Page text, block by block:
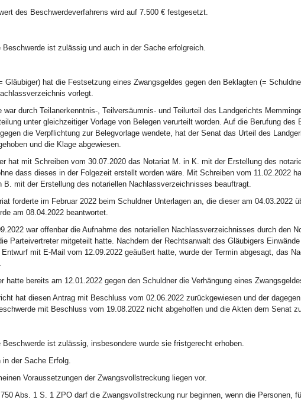
des Beschwerdeverfahrens wird auf 7.500 € festgesetzt.
Beschwerde ist zulässig und auch in der Sache erfolgreich.
Gläubiger) hat die Festsetzung eines Zwangsgeldes gegen den Beklagten (=
vorlegt.
war durch Teilanerkenntnis-, Teilversäumnis- und Teilurteil des Landgerichts
unter gleichzeitiger Vorlage von Belegen verurteilt worden. Auf die Berufung des
die Verpflichtung zur Belegvorlage wendete, hat der Senat das Urteil des
und die Klage abgewiesen.
hat mit Schreiben vom 30.07.2020 das Notariat M. in K. mit der Erstellung des
dass dieses in der Folgezeit erstellt worden wäre. Mit Schreiben vom 11.02.2022
B. mit der Erstellung des notariellen Nachlassverzeichnisses beauftragt.
forderte im Februar 2022 beim Schuldner Unterlagen an, die dieser am 04.03.2022
am 08.04.2022 beantwortet.
war offenbar die Aufnahme des notariellen Nachlassverzeichnisses durch den
Parteivertreter mitgeteilt hatte. Nachdem der Rechtsanwalt des Gläubigers
Entwurf mit E-Mail vom 12.09.2022 geäußert hatte, wurde der Termin abgesagt, das
hatte bereits am 12.01.2022 gegen den Schuldner die Verhängung eines
hat diesen Antrag mit Beschluss vom 02.06.2022 zurückgewiesen und der
mit Beschluss vom 19.08.2022 nicht abgeholfen und die Akten dem Senat
Beschwerde ist zulässig, insbesondere wurde sie fristgerecht erhoben.
in der Sache Erfolg.
Voraussetzungen der Zwangsvollstreckung liegen vor.
Abs. 1 S. 1 ZPO darf die Zwangsvollstreckung nur beginnen, wenn die Personen,